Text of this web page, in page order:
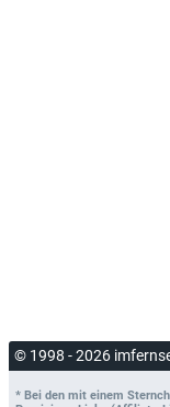
© 1998 - 2026
* Bei den mit einem